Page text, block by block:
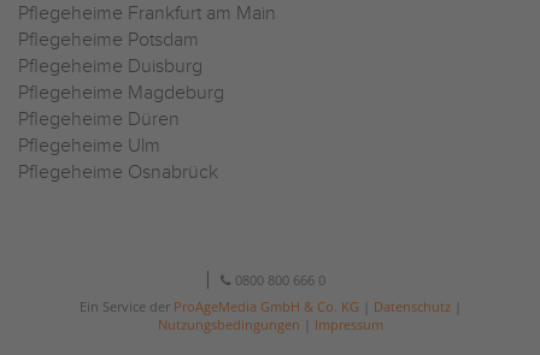
Pflegeheime Frankfurt am Main
Pflegeheime Potsdam
Pflegeheime Duisburg
Pflegeheime Magdeburg
Pflegeheime Düren
Pflegeheime Ulm
Pflegeheime Osnabrück
0800 800 666 0
Ein Service der ProAgeMedia GmbH & Co. KG Datenschutz|
Nutzungsbedingungen
Impressum